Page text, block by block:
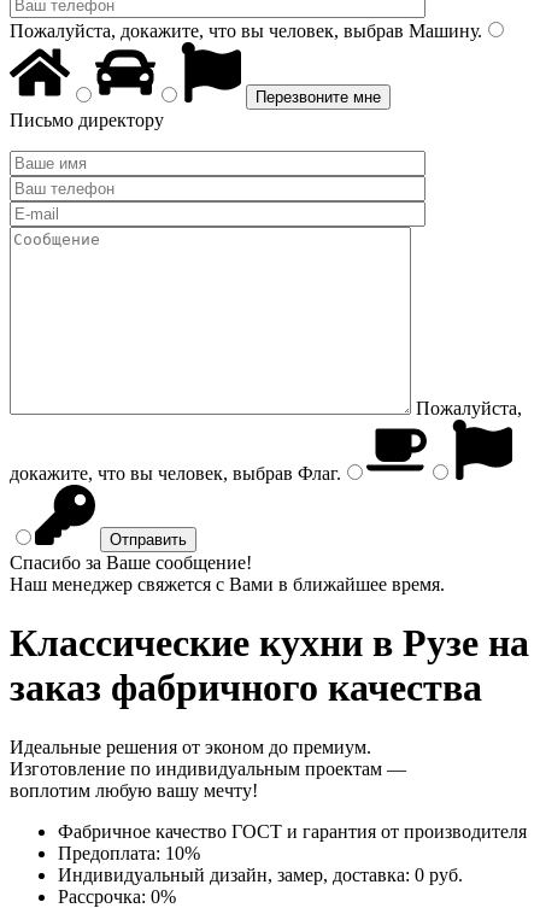
Пожалуйста, докажите, что вы человек, выбрав Машину.
Письмо директору
Пожалуйста,
докажите, что вы человек, выбрав Флаг.
Спасибо за Ваше сообщение!
Наш менеджер свяжется с Вами в ближайшее время.
Классические кухни в Рузе на
заказ фабричного качества
Идеальные решения от эконом до премиум.
Изготовление по индивидуальным проектам —
воплотим любую вашу мечту!
Фабричное качество ГОСТ и гарантия от производителя
Предоплата: 10%
Индивидуальный дизайн, замер, доставка: 0 руб.
Рассрочка: 0%